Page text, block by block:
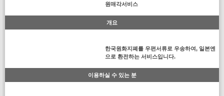
원매각서비스
개요
한국원화지폐를 우편서류로 우송하여, 일본엔
으로 환전하는 서비스입니다.
이용하실 수 있는 분